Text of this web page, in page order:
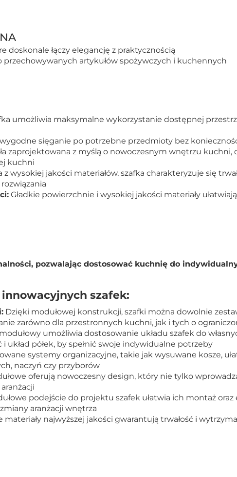
doskonale łączy elegancję z praktycznością
przechowywanych artykułów spożywczych i kuchennych
umożliwia maksymalne wykorzystanie dostępnej
wygodne sięganie po potrzebne przedmioty bez
zaprojektowana z myślą o nowoczesnym wnętrzu
kuchni
wysokiej jakości materiałów, szafka charakteryzuje się
Gładkie powierzchnie i wysokiej jakości materiały
pozwalając dostosować kuchnię do
szafek:
Dzięki modułowej konstrukcji, szafki można dowolnie
zarówno dla przestronnych kuchni, jak i tych o
umożliwia dostosowanie układu szafek do
układ półek, by spełnić swoje indywidualne potrzeby
systemy organizacyjne, takie jak wysuwane kosze,
naczyń czy przyborów
oferują nowoczesny design, który nie tylko
podejście do projektu szafek ułatwia ich montaż
aranżacji wnętrza
najwyższej jakości gwarantują trwałość i